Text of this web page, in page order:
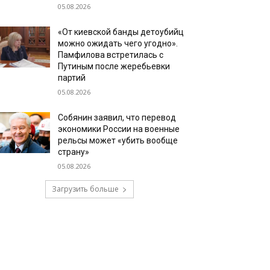
05.08.2026
«От киевской банды детоубийц
можно ожидать чего угодно».
Памфилова встретилась с
Путиным после жеребьевки
партий
05.08.2026
Собянин заявил, что перевод
экономики России на военные
рельсы может «убить вообще
страну»
05.08.2026
Загрузить больше